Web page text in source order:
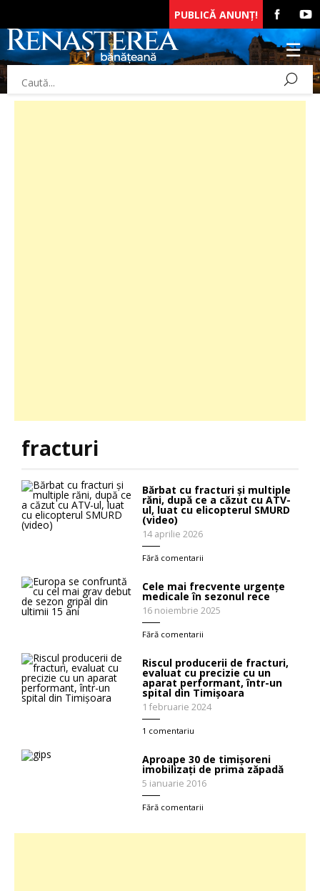
PUBLICĂ ANUNȚ!
fracturi
Bărbat cu fracturi și multiple
răni, după ce a căzut cu ATV-
ul, luat cu elicopterul SMURD
(video)
14 aprilie 2026
Fără comentarii
Cele mai frecvente urgențe
medicale în sezonul rece
16 noiembrie 2025
Fără comentarii
Riscul producerii de fracturi,
evaluat cu precizie cu un
aparat performant, într-un
spital din Timișoara
1 februarie 2024
1 comentariu
Aproape 30 de timișoreni
imobilizați de prima zăpadă
5 ianuarie 2016
Fără comentarii